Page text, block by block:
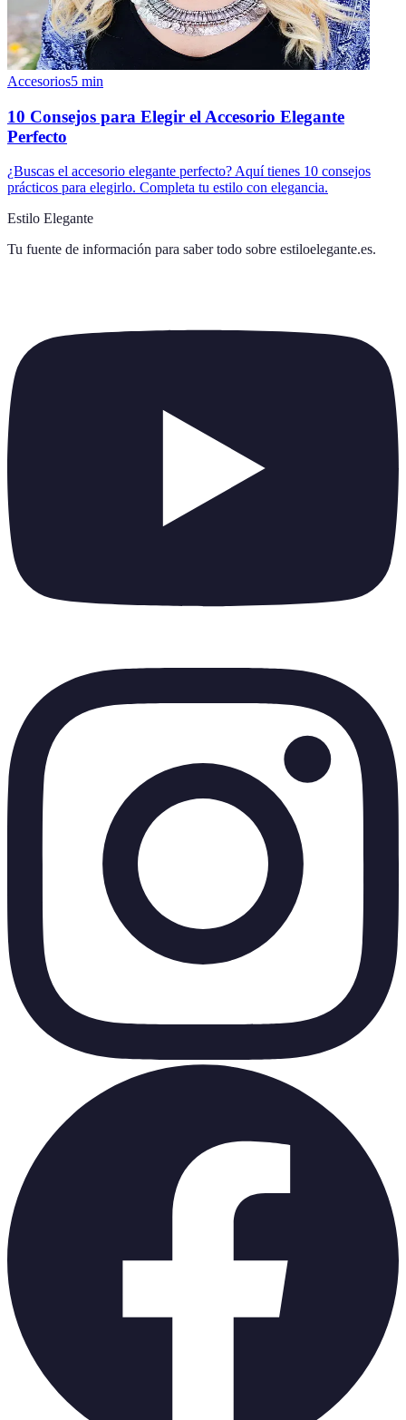
Accesorios5 min
10 Consejos para Elegir el Accesorio Elegante
Perfecto
¿Buscas el accesorio elegante perfecto? Aquí tienes 10 consejos
prácticos para elegirlo. Completa tu estilo con elegancia.
Estilo Elegante
Tu fuente de información para saber todo sobre estiloelegante.es.